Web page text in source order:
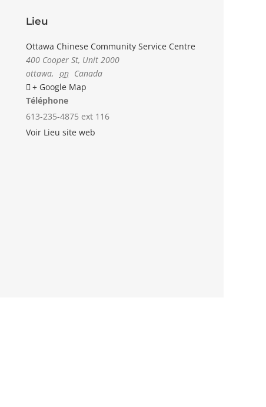
Lieu
Ottawa Chinese Community Service Centre
400 Cooper St, Unit 2000
ottawa, on Canada
+ Google Map
Téléphone
613-235-4875 ext 116
Voir Lieu site web